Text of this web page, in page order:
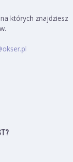
których znajdziesz